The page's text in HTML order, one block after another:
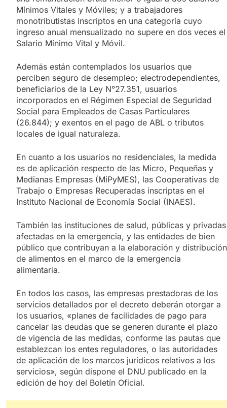
Mínimos Vitales y Móviles; y a trabajadores
monotributistas inscriptos en una categoría cuyo
ingreso anual mensualizado no supere en dos veces el
Salario Mínimo Vital y Móvil.
Además están contemplados los usuarios que
perciben seguro de desempleo; electrodependientes,
beneficiarios de la Ley N°27.351, usuarios
incorporados en el Régimen Especial de Seguridad
Social para Empleados de Casas Particulares
(26.844); y exentos en el pago de ABL o tributos
locales de igual naturaleza.
En cuanto a los usuarios no residenciales, la medida
es de aplicación respecto de las Micro, Pequeñas y
Medianas Empresas (MiPyMES), las Cooperativas de
Trabajo o Empresas Recuperadas inscriptas en el
Instituto Nacional de Economía Social (INAES).
También las instituciones de salud, públicas y privadas
afectadas en la emergencia, y las entidades de bien
público que contribuyan a la elaboración y distribución
de alimentos en el marco de la emergencia
alimentaria.
En todos los casos, las empresas prestadoras de los
servicios detallados por el decreto deberán otorgar a
los usuarios, «planes de facilidades de pago para
cancelar las deudas que se generen durante el plazo
de vigencia de las medidas, conforme las pautas que
establezcan los entes reguladores, o las autoridades
de aplicación de los marcos jurídicos relativos a los
servicios», según dispone el DNU publicado en la
edición de hoy del Boletín Oficial.